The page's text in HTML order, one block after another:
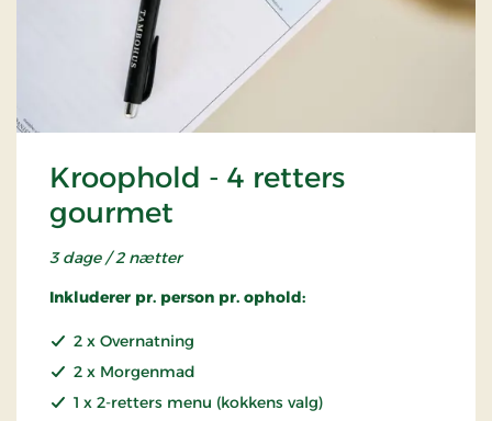
Kroophold - 4 retters
gourmet
3 dage / 2 nætter
Inkluderer pr. person pr. ophold:
2 x Overnatning
2 x Morgenmad
1 x 2-retters menu (kokkens valg)